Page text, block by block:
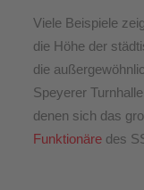
Viele Beispiele
die Höhe der
die
Speyerer
denen sich das
Funktionäre des